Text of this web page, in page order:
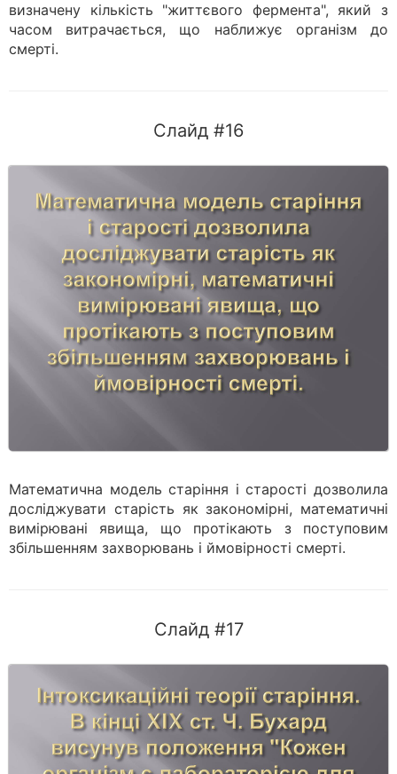
визначену кількість "життєвого фермента", який з
часом витрачається, що наближує організм до
смерті.
Слайд #16
Математична модель старіння і старості дозволила
досліджувати старість як закономірні, математичні
вимірювані явища, що протікають з поступовим
збільшенням захворювань і ймовірності смерті.
Слайд #17